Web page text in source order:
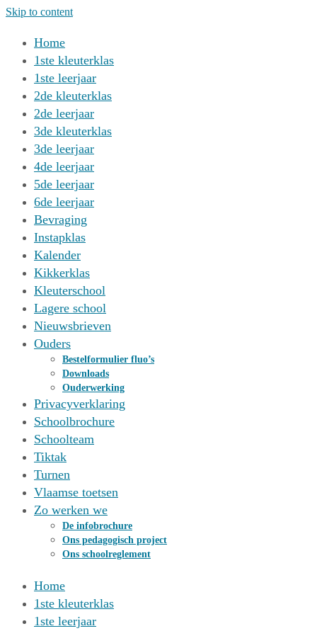
Skip to content
Home
1ste kleuterklas
1ste leerjaar
2de kleuterklas
2de leerjaar
3de kleuterklas
3de leerjaar
4de leerjaar
5de leerjaar
6de leerjaar
Bevraging
Instapklas
Kalender
Kikkerklas
Kleuterschool
Lagere school
Nieuwsbrieven
Ouders
Bestelformulier fluo’s
Downloads
Ouderwerking
Privacyverklaring
Schoolbrochure
Schoolteam
Tiktak
Turnen
Vlaamse toetsen
Zo werken we
De infobrochure
Ons pedagogisch project
Ons schoolreglement
Home
1ste kleuterklas
1ste leerjaar